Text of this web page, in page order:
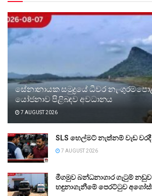
සේනානායක සමුද්‍රයේ ධීවර
යෝජනාව පිළිබඳව අවධානය
7 AUGUST 2026
SLS හෙල්මට් නැත්නම් වැඩ වරදී
7 AUGUST 2026
මීගමුව බන්ධනාගාර ගැටුම්
හඳුනාගැනීමේ පෙරට්ටුව